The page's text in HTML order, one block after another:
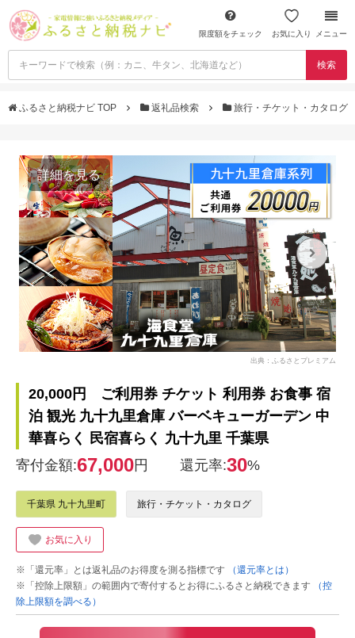
限度額をチェック お気に入り メニュー
検索
ふるさと納税ナビ TOP 返礼品検索 旅行・チケット・カタログ
詳細を見る
出典：ふるさとプレミアム
20,000円 ご利用券 チケット 利用券 お食事 宿
泊 観光 九十九里倉庫 バーベキューガーデン 中
華喜らく 民宿喜らく 九十九里 千葉県
寄付金額:67,000円 還元率:30%
千葉県 九十九里町 旅行・チケット・カタログ
お気に入り
※「還元率」とは返礼品のお得度を測る指標です
（還元率とは）
※「控除上限額」の範囲内で寄付するとお得にふるさと納税できます
（控
除上限額を調べる）